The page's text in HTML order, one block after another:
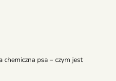
chemiczna psa – czym jest